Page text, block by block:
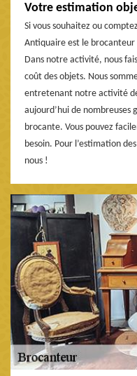
Votre estimation
Si vous souhaitez ou
Antiquaire est le brocanteur
Dans notre activité, nous
coût des objets. Nous
entretenant notre activité
aujourd’hui de nombreuses
brocante. Vous pouvez
besoin. Pour l’estimation
nous !